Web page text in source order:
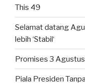
This 49
Selamat datang
lebih ‘Stabil‘
Promises 3
Piala Presiden